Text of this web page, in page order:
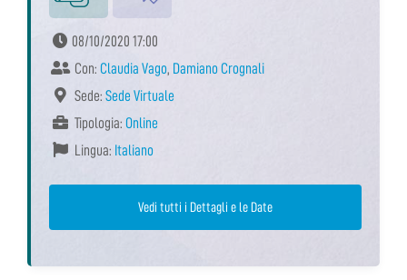
08/10/2020 17:00
Con: Claudia Vago, Damiano Crognali
Sede: Sede Virtuale
Tipologia: Online
Lingua: Italiano
Vedi tutti i Dettagli e le Date